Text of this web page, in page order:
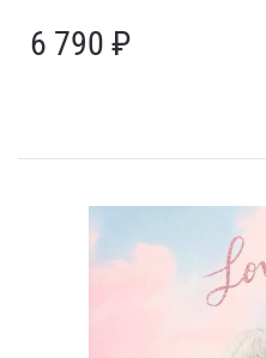
6 790 ₽